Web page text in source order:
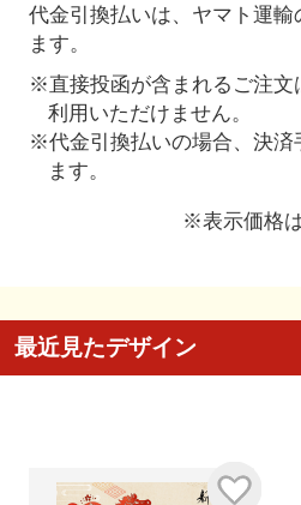
代金引換払いは、ヤマト運輸
ます。
※直接投函が含まれるご注文
利用いただけません。
※代金引換払いの場合、決済
ます。
※表示価格
最近見たデザイン